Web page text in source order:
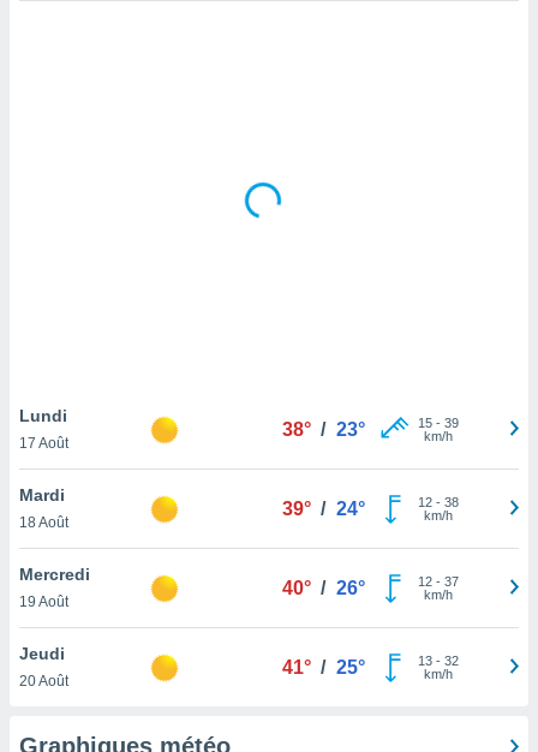
notre
que
et que
Lundi
17 Août
38° / 23° 15- 39
km/h
Mardi
18 Août
39° / 24° 12- 38
km/h
Mercredi
19 Août
40° / 26° 12- 37
km/h
Jeudi
20 Août
41° / 25° 13- 32
km/h
Graphiques météo